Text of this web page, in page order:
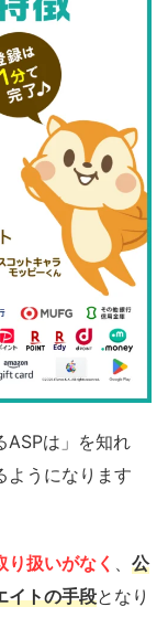
ASPは」を知れ
ようになります
り扱いがなく 、 公
イトの手段となり